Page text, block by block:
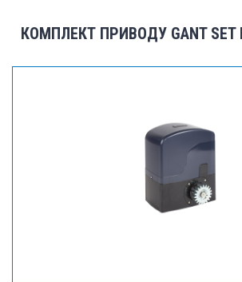
КОМПЛЕКТ ПРИВОДУ GANT SET